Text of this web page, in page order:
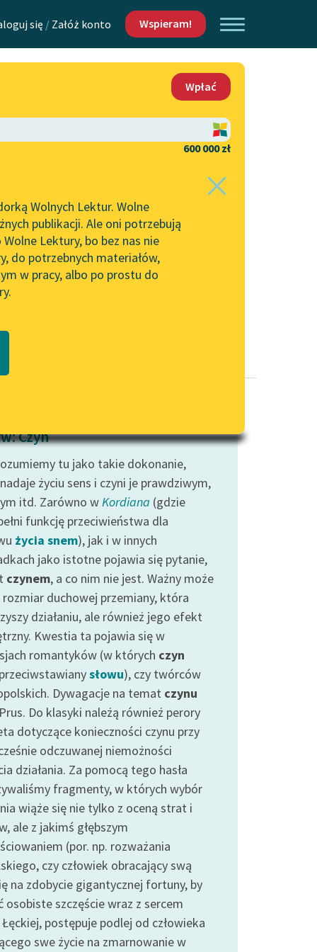
się / Załóż konto Wspieram!
Lektur
PDF
Kontakt
O projekcie
Zasady wykorzystania
Wolnych Lektur
Logotypy
Materiały promocyjne
wrażliwych
Deklaracja dostępności
Wpłać
600 000 zł
Wolnych Lektur. Wolne
publikacji. Ale oni potrzebują
Lektury, bo bez nas nie
do potrzebnych materiałów,
w pracy, albo po prostu do
Czyn
tu jako takie dokonanie,
życiu sens i czyni je prawdziwym,
itd. Zarówno wKordiana (gdzie
funkcję przeciwieństwa dla
życia snem), jak i w innych
jako istotne pojawia się pytanie,
czynem, a co nim nie jest. Ważny może
rozmiar duchowej przemiany, która
działaniu, ale również jego efekt
Kwestia ta pojawia się w
romantyków (w których czyn
słowu), czy twórców
Dywagacje na temat czynu
Do klasyki należą również perory
dotyczące konieczności czynu przy
odczuwanej niemożności
działania. Za pomocą tego hasła
fragmenty, w których wybór
wiąże się nie tylko z oceną strat i
ale z jakimś głębszym
(por. np. rozważania
czy człowiek obracający swą
na zdobycie gigantycznej fortuny, by
osobiste szczęście wraz z sercem
Łęckiej, postępuje podlej od człowieka
swe życie na zmarnowanie w